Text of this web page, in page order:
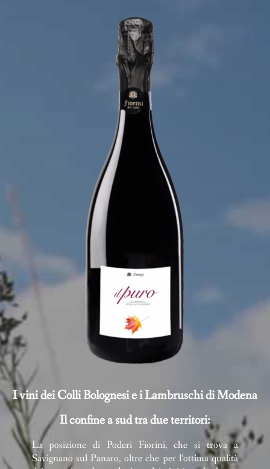
I vini dei Colli Bolognesi e i Lambruschi di Modena
Il confine a sud tra due territori:
La posizione di Poderi Fiorini, che si trova a
Savignano sul Panaro, oltre che per l‘ottima qualità